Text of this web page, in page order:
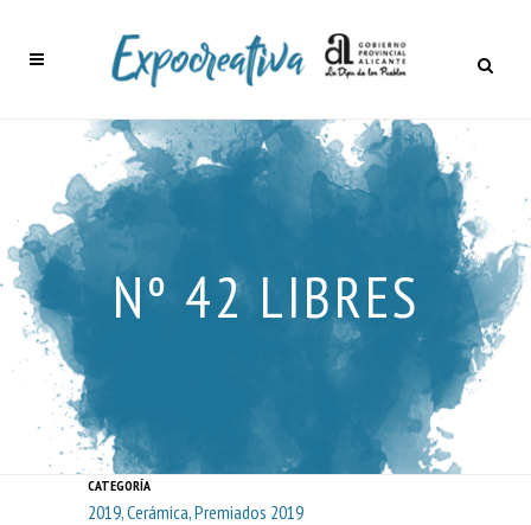
Nº 42 LIBRES
CATEGORÍA
2019, Cerámica, Premiados 2019